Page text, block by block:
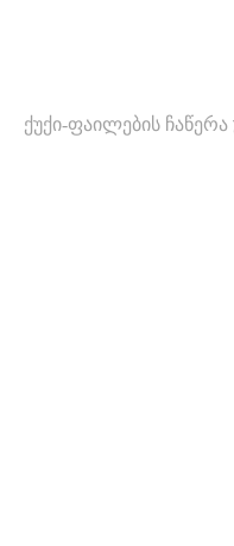
ქუქი-ფაილების